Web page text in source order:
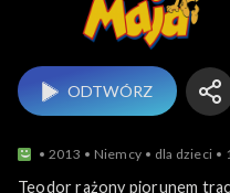
ODTWÓRZ
2013 Niemcy dla dzieci
Teodor rażony piorunem